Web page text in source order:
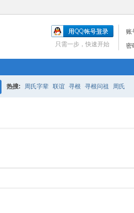
账
密
只需一步，快速开始
热搜: 周氏字辈 联谊 寻根 寻根问祖 周氏